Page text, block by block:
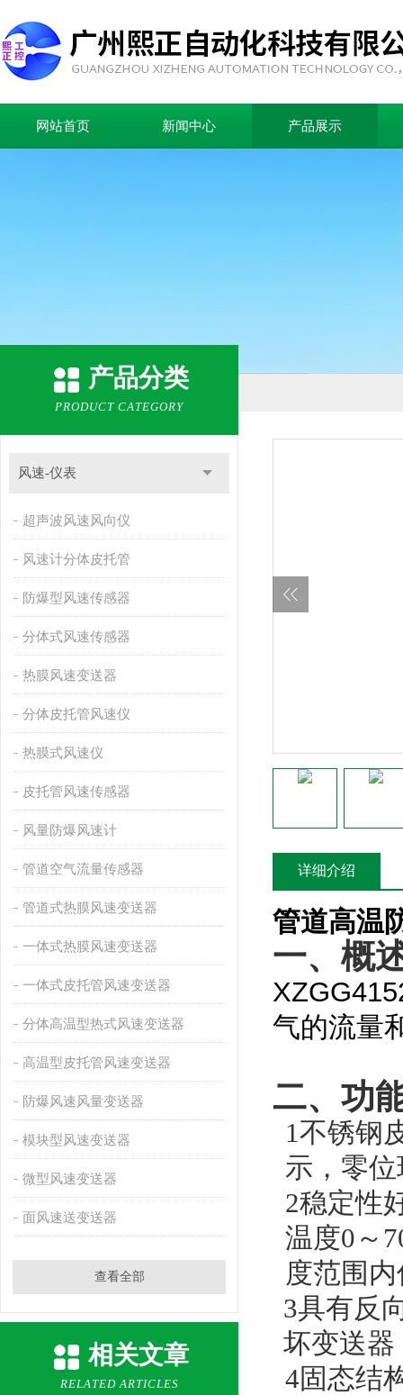
网站首页 新闻中心 产品展示
产品分类
PRODUCT CATEGORY
风速-仪表
超声波风速风向仪
风速计分体皮托管
防爆型风速传感器
分体式风速传感器
热膜风速变送器
分体皮托管风速仪
热膜式风速仪
皮托管风速传感器
风量防爆风速计
管道空气流量传感器
管道式热膜风速变送器
一体式热膜风速变送器
一体式皮托管风速变送器
分体高温型热式风速变送器
高温型皮托管风速变送器
防爆风速风量变送器
模块型风速变送器
微型风速变送器
面风速送变送器
查看全部
相关文章
RELATED ARTICLES
详细介绍
管道高温
一、概
气的流量
二、功
1不锈钢
示，零
2稳定性
温度0～
度范围
3具有反
坏变送器
4固态结